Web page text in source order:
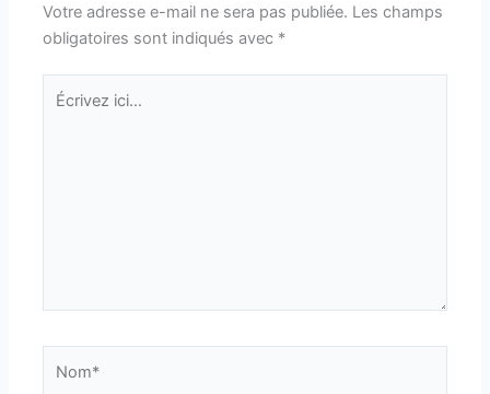
Votre adresse e-mail ne sera pas publiée. Les champs
obligatoires sont indiqués avec *
Écrivez